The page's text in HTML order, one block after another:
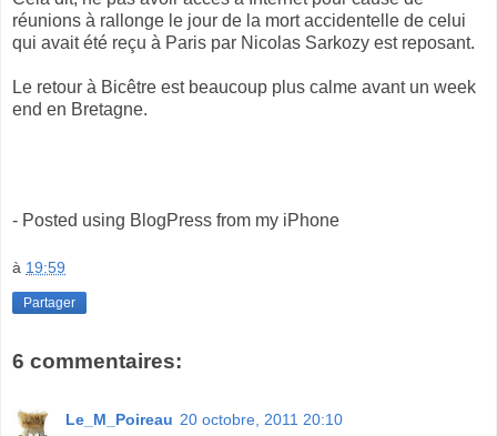
réunions à rallonge le jour de la mort accidentelle de celui
qui avait été reçu à Paris par Nicolas Sarkozy est reposant.
Le retour à Bicêtre est beaucoup plus calme avant un week
end en Bretagne.
- Posted using BlogPress from my iPhone
à 19:59
Partager
6 commentaires:
Le_M_Poireau 20 octobre, 2011 20:10